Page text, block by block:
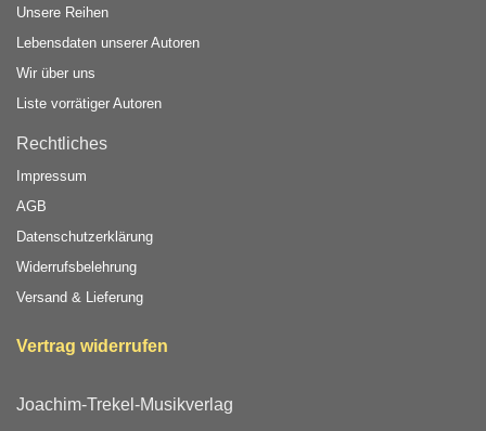
Unsere Reihen
Lebensdaten unserer Autoren
Wir über uns
Liste vorrätiger Autoren
Rechtliches
Impressum
AGB
Datenschutzerklärung
Widerrufsbelehrung
Versand & Lieferung
Vertrag widerrufen
Joachim-Trekel-Musikverlag